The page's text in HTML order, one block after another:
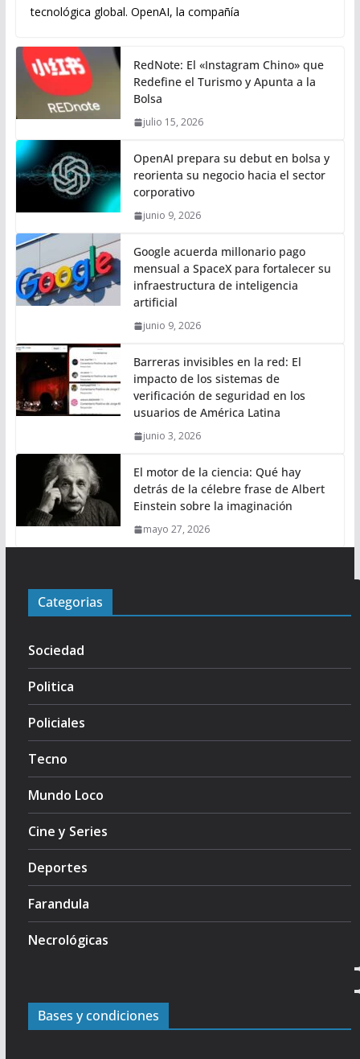
tecnológica global. OpenAI, la compañía
RedNote: El «Instagram Chino» que
Redefine el Turismo y Apunta a la
Bolsa
julio 15, 2026
OpenAI prepara su debut en bolsa y
reorienta su negocio hacia el sector
corporativo
junio 9, 2026
Google acuerda millonario pago
mensual a SpaceX para fortalecer su
infraestructura de inteligencia
artificial
junio 9, 2026
Barreras invisibles en la red: El
impacto de los sistemas de
verificación de seguridad en los
usuarios de América Latina
junio 3, 2026
El motor de la ciencia: Qué hay
detrás de la célebre frase de Albert
Einstein sobre la imaginación
mayo 27, 2026
Categorias
Sociedad
Politica
Policiales
Tecno
Mundo Loco
Cine y Series
Deportes
Farandula
Necrológicas
Bases y condiciones